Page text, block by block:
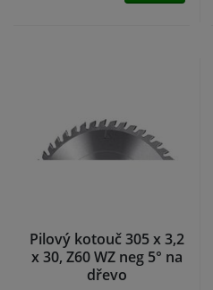
Pilový kotouč 305 x 3,2
x 30, Z60 WZ neg 5° na
dřevo